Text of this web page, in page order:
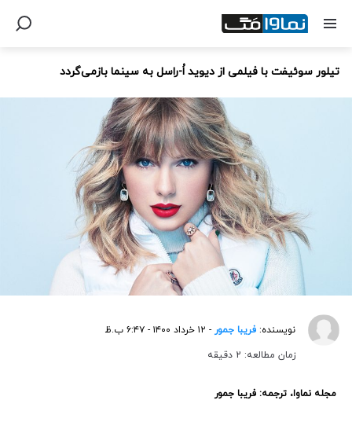
تیلور سوئیفت با فیلمی از دیوید اُ-راسل به سینما بازمی‌گردد
نویسنده: فریبا جمور - ۱۲ خرداد ۱۴۰۰ - ۶:۴۷ ب.ظ
زمان مطالعه: 2 دقیقه
مجله نماوا، ترجمه: فریبا جمور